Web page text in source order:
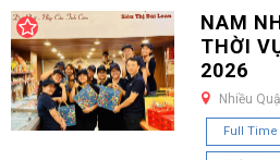
NAM
THỜI
2026
Nhiều
Full Time